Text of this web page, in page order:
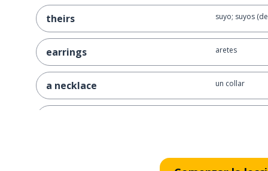
theirs suyo; suyos
earrings aretes
a necklace un collar